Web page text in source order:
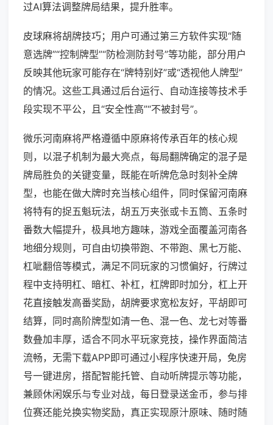
过AI算法调整牌局结果，提升胜率。
皮球麻将胡牌技巧；用户可通过第三方软件实现“随
意选牌”“控制牌型”“防检测防封号”等功能，部分用户
反映其他玩家可能存在“牌特别好”或“透视他人牌型”
的情况。这些工具通过后台运行、自动连接等技术手
段实现不平公，且“安全性高”“不被封号”。
微乐河南麻将严格遵循中原麻将传承百年的核心规
则，以混子机制为最大亮点，每局翻牌确定的混子是
牌局胜负的关键变量，既能在听牌危急时刻补全牌
型，也能在做大牌时充当核心组件，同时保留河南麻
将特有的捉五魁玩法，胡五万夹张或卡五筒、五条时
番数大幅提升，极具地方趣味，游戏全面覆盖河南各
地细分规则，可自由切换带跑、不带跑、黑七万能、
杠呲翻倍等模式，满足不同玩家的习惯偏好，行牌过
程中支持明杠、暗杠、补杠，杠牌即时加分，杠上开
花直接触发高番奖励，胡牌要求宽松友好，平胡即可
结算，同时高阶牌型如清一色、混一色、龙七对等番
数叠加丰厚，适合不同水平玩家竞技，操作界面简洁
流畅，无需下载APP即可通过小程序快速开局，免房
号一键进房，搭配智能托管、自动听牌提示等功能，
兼顾休闲娱乐与专业对战，每日登录送金币，参与排
位赛还能兑换实物奖励，真正实现原汁原味、随时随